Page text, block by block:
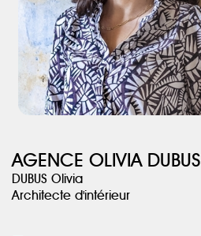
AGENCE OLIVIA DUBUS
DUBUS Olivia
Architecte d'intérieur